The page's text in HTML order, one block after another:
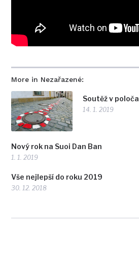
More in Nezařazené:
Soutěž v
14. 1. 2019
Nový rok na Suoi Dan Ban
1. 1. 2019
Vše nejlepší do roku 2019
30. 12. 2018